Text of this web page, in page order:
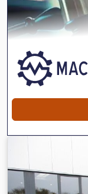
o/min. *
---Interni broj
pitanja u vezi
Greške i